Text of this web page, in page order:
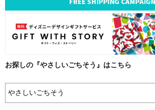
お探しの『やさしいごちそう』はこちら